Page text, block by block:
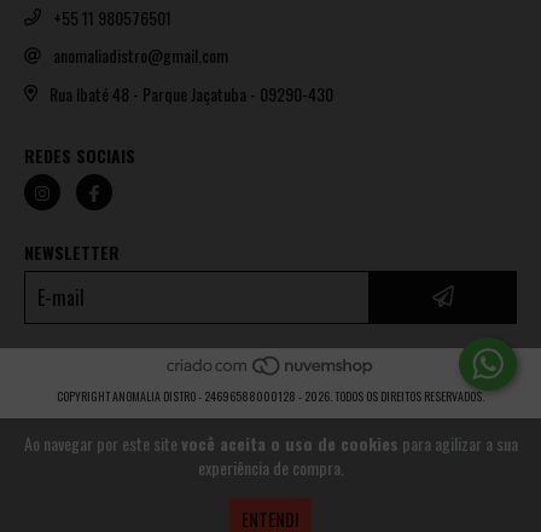
Ao navegar por este sitevocê aceita o uso de cookies para agilizar a sua
experiência de compra.
ENTENDI
+55 11 980576501
anomaliadistro@gmail.com
Rua Ibaté 48 - Parque Jaçatuba - 09290-430
REDES SOCIAIS
NEWSLETTER
COPYRIGHT ANOMALIA DISTRO - 24696588000128 - 2026. TODOS OS DIREITOS RESERVADOS.